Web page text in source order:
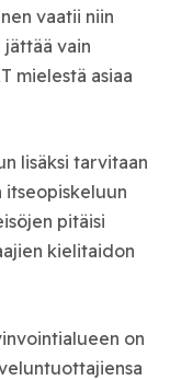
vaatii niin
vain
mielestä asiaa
lisäksi tarvitaan
pitäisi
kielitaidon
on